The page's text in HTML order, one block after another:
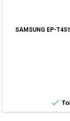
SAMSUNG EP-
